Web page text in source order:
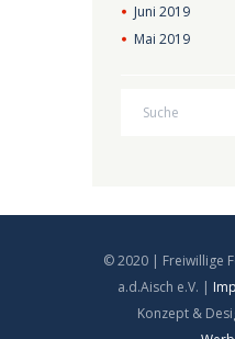
Juni2019
Mai2019
© 2020 | Freiwillige
a.d.Aisch e.V. |
Konzept &